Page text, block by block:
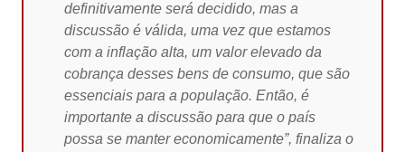
definitivamente será decidido, mas a
discussão é válida, uma vez que estamos
com a inflação alta, um valor elevado da
cobrança desses bens de consumo, que são
essenciais para a população. Então, é
importante a discussão para que o país
possa se manter economicamente”, finaliza o